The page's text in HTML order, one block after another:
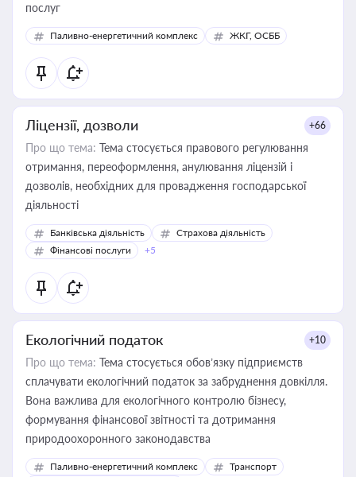
послуг
Паливно-енергетичний комплекс ЖКГ, ОСББ
Ліцензії, дозволи +66
Про що тема: Тема стосується правового регулювання
отримання, переоформлення, анулювання ліцензій і
дозволів, необхідних для провадження господарської
діяльності
Банківська діяльність
Страхова діяльність
Фінансові послуги
+5
Екологічний податок +10
Про що тема: Тема стосується обов’язку підприємств
сплачувати екологічний податок за забруднення довкілля.
Вона важлива для екологічного контролю бізнесу,
формування фінансової звітності та дотримання
природоохоронного законодавства
Паливно-енергетичний комплекс
Транспорт